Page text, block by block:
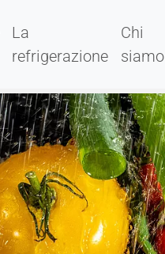
La
refrigerazione
Chi
siamo